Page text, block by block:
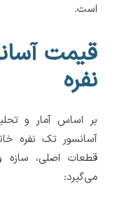
است.
قیمت
نفره
بر اساس آمار و
آسانسور تک نفره
قطعات اصلی، سازه
می‌گیرد: